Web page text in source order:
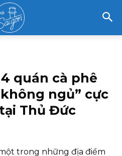
quán cà phê
ngủ” cực
Thủ Đức
trong những địa điểm